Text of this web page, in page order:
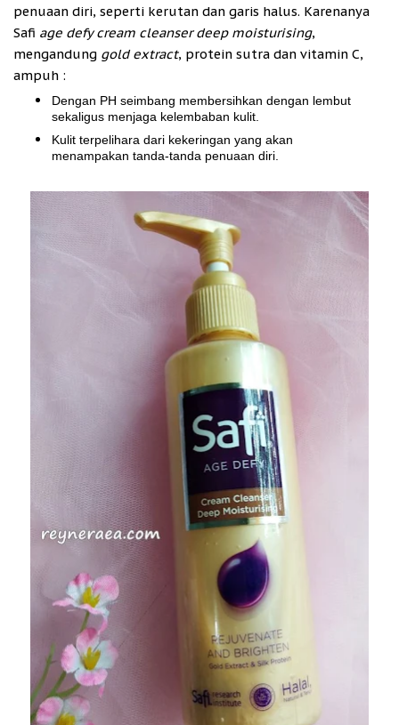
penuaan diri, seperti kerutan dan garis halus. Karenanya
Safi age defy cream cleanser deep moisturising,
mengandung gold extract, protein sutra dan vitamin C,
ampuh :
Dengan PH seimbang membersihkan dengan lembut
sekaligus menjaga kelembaban kulit.
Kulit terpelihara dari kekeringan yang akan
menampakan tanda-tanda penuaan diri.